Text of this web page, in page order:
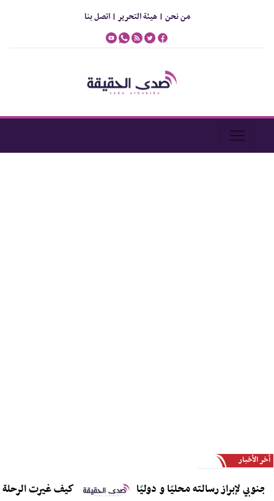
من نحن |هيئة التحرير |اتصل بنا
أخر الأخبار
لإبراز رسالته محليًا و دوليًا كيف غيرت الرحلة 243 قطاع الطيران إلى الأبد